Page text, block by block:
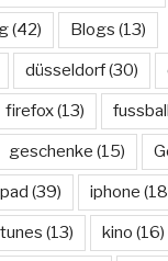
(42) Blogs (13)
düsseldorf(30)
firefox(13) fussball
geschenke (15)
(39) iphone
(13) kino (16)